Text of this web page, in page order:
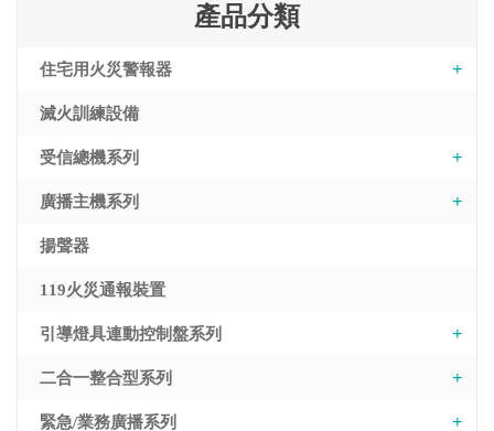
產品分類
住宅用火災警報器
滅火訓練設備
受信總機系列
廣播主機系列
揚聲器
119火災通報裝置
引導燈具連動控制盤系列
二合一整合型系列
緊急/業務廣播系列